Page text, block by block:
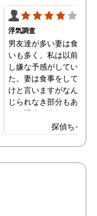
ができて良かったです。
浮気調査
男友達が多い妻は食事の
いも多く、私は以前から
し嫌な予感がしていまし
た。妻は食事をしている
けと言いますがなんとも
じられなき部分もあり、
偵に調査を依頼しました
妻は定期的に男友達と食
に出かけているため、調
日は簡単に決めることが
果、妻が男友達と食事だ
探偵ちゃん